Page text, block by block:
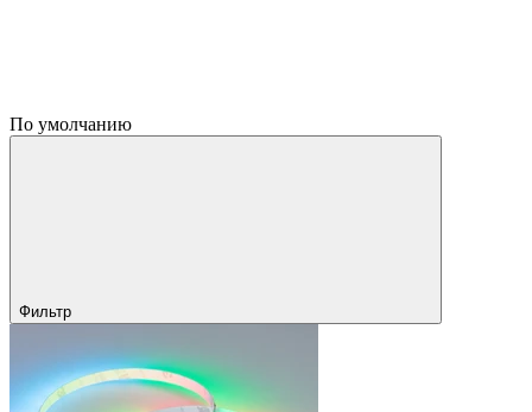
По умолчанию
Фильтр